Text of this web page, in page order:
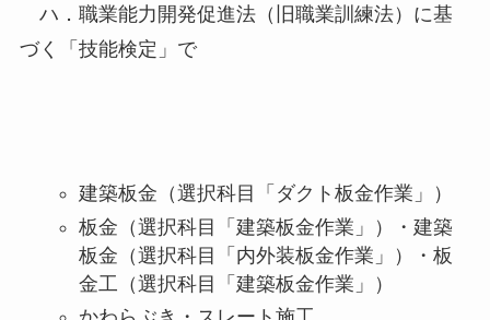
ハ．職業能力開発促進法（旧職業訓練法）に基
づく「技能検定」で
建築板金（選択科目「ダクト板金作業」）
板金（選択科目「建築板金作業」）・建築
板金（選択科目「内外装板金作業」）・板
金工（選択科目「建築板金作業」）